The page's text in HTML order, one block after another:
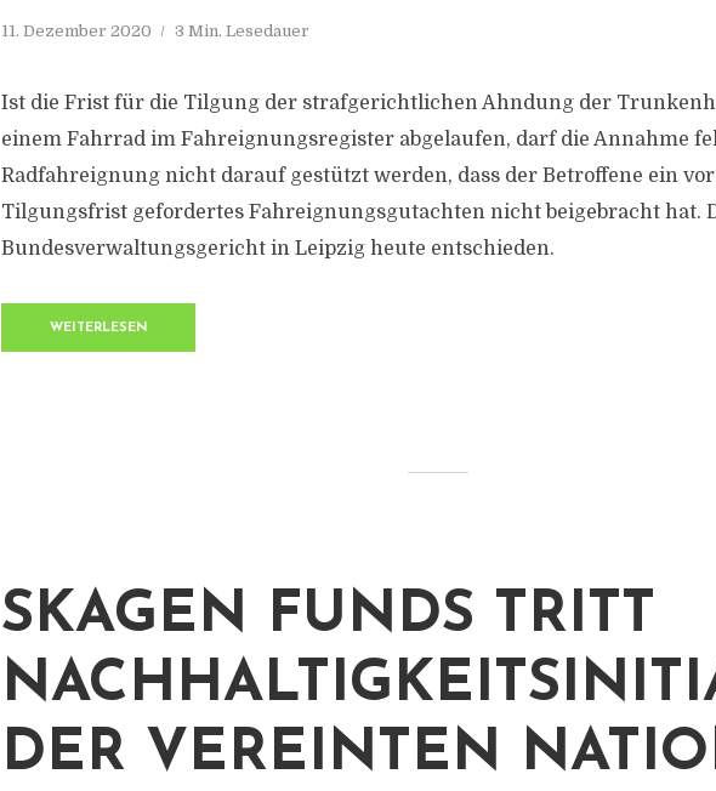
11. Dezember 2020 3 Min. Lesedauer
Ist die Frist für die Tilgung der strafgerichtlichen Ahndung der
einem Fahrrad im Fahreignungsregister abgelaufen, darf die Annahme
Radfahreignung nicht darauf gestützt werden, dass der Betroffene ein
Tilgungsfrist gefordertes Fahreignungsgutachten nicht beigebracht hat.
Bundesverwaltungsgericht in Leipzig heute entschieden.
WEITERLESEN
SKAGEN FUNDS TRITT
DER VEREINTEN